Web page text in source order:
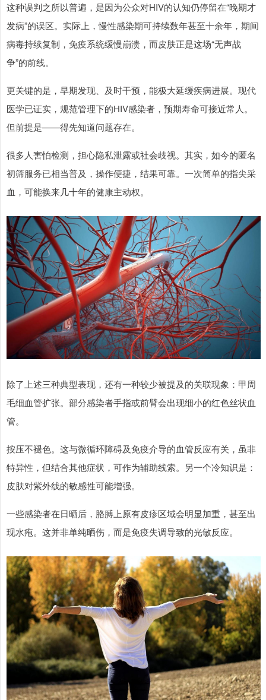
这种误判之所以普遍，是因为公众对HIV的认知仍停留在“晚期才
发病”的误区。实际上，慢性感染期可持续数年甚至十余年，期间
病毒持续复制，免疫系统缓慢崩溃，而皮肤正是这场“无声战
争”的前线。
更关键的是，早期发现、及时干预，能极大延缓疾病进展。现代
医学已证实，规范管理下的HIV感染者，预期寿命可接近常人。
但前提是——得先知道问题存在。
很多人害怕检测，担心隐私泄露或社会歧视。其实，如今的匿名
初筛服务已相当普及，操作便捷，结果可靠。一次简单的指尖采
血，可能换来几十年的健康主动权。
除了上述三种典型表现，还有一种较少被提及的关联现象：甲周
毛细血管扩张。部分感染者手指或前臂会出现细小的红色丝状血
管。
按压不褪色。这与微循环障碍及免疫介导的血管反应有关，虽非
特异性，但结合其他症状，可作为辅助线索。另一个冷知识是：
皮肤对紫外线的敏感性可能增强。
一些感染者在日晒后，胳膊上原有皮疹区域会明显加重，甚至出
现水疱。这并非单纯晒伤，而是免疫失调导致的光敏反应。